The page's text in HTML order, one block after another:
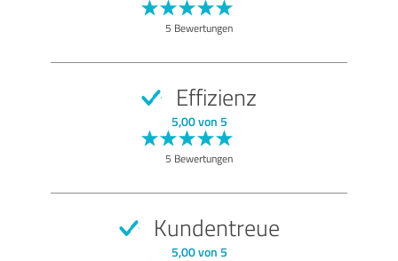
5 Bewertungen
Effizienz
5,00 von 5
5 Bewertungen
Kundentreue
5,00 von 5